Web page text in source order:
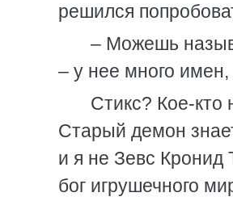
решился
– Можешь
– у нее много
Стикс? Кое-кто
Старый демон
и я не Зевс Кронид
бог игрушечного